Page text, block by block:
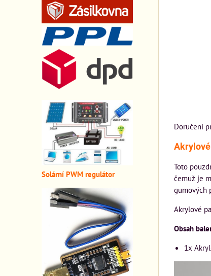
Doručení
Toto
čemuž je
gumových
Akrylové
Obsah
1x
Solární PWM regulátor